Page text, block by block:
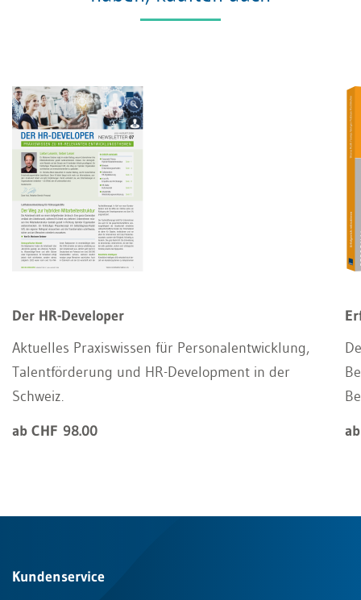
Der HR-Developer
Aktuelles Praxiswissen für Personalentwicklung,
Talentförderung und HR-Development in der
Schweiz.
ab CHF 98.00
Kundenservice